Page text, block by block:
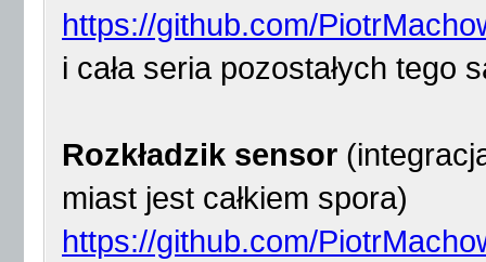
https://github.com/
i cała seria pozostałych tego
Rozkładzik sensor
miast jest całkiem spora)
https://github.com/